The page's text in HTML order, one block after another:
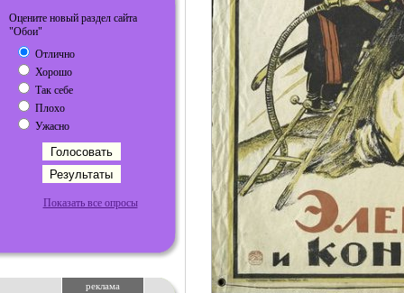
Оцените новый раздел сайта
"Обои"
Отлично
Хорошо
Так себе
Плохо
Ужасно
Показать все опросы
реклама